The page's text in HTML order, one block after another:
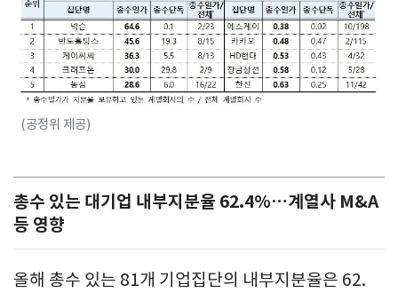
(공정위 제공)
총수 있는 대기업 내부지분율 62.4%…계열사 M&A
등 영향
올해 총수 있는 81개 기업집단의 내부지분율은 62.